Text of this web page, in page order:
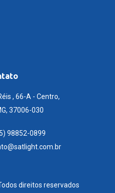
, 66-A - Centro,
37006-030
98852-0899
direitos reservados